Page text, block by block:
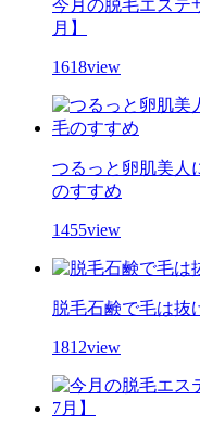
今月の脱毛エステ
月】
1618view
つるっと卵肌美人
のすすめ
1455view
脱毛石鹸で毛は抜
1812view